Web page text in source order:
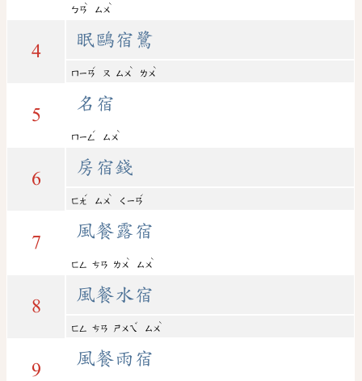
ㄅㄢ
ˋ
ㄙㄨ
ˋ
4
眠鷗宿鷺
ㄇㄧㄢ
ˊ
ㄡ ㄙㄨ
ˋ
ㄌㄨ
ˋ
5
名宿
ㄇㄧㄥ
ˊ
ㄙㄨ
ˋ
6
房宿錢
ㄈㄤ
ˊ
ㄙㄨ
ˋ
ㄑㄧㄢ
ˊ
7
風餐露宿
ㄈㄥ ㄘㄢ ㄌㄨ
ˋ
ㄙㄨ
ˋ
8
風餐水宿
ㄈㄥ ㄘㄢ ㄕㄨㄟ
ˇ
ㄙㄨ
ˋ
9
風餐雨宿